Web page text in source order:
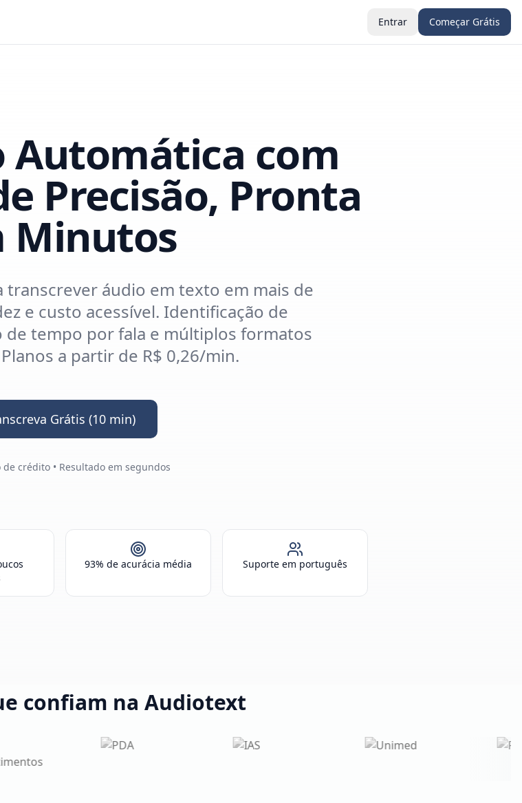
Entrar Começar Grátis
Automática com
Precisão, Pronta
Minutos
transcrever áudio em texto em mais de
e custo acessível. Identificação de
tempo por fala e múltiplos formatos
a partir de R$ 0,26/min.
Grátis (10 min)
de crédito • Resultado em segundos
93% de acurácia média Suporte em português
confiam na Audiotext